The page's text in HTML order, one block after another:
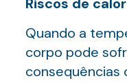
Quando a
corpo pode
consequências